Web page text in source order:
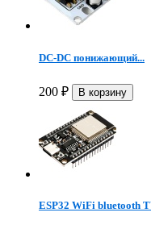
DC-DC понижающий...
200 ₽
ESP32 WiFi bluetooth